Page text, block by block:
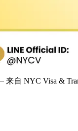
来自 NYC Visa &